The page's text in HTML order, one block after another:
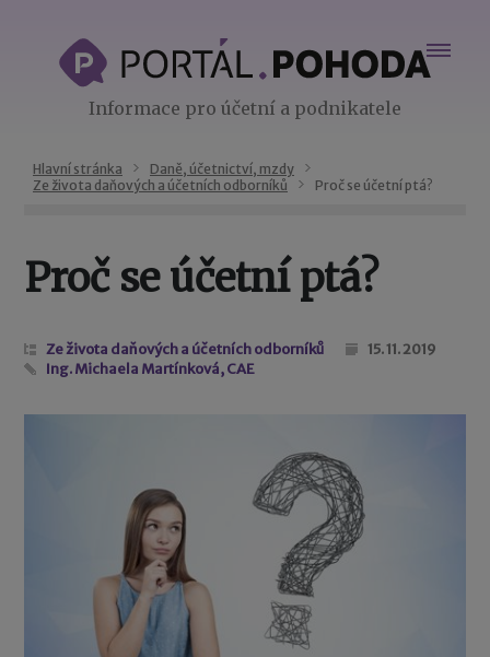
Informace pro účetní a podnikatele
Hlavní stránka
Daně, účetnictví, mzdy
Ze života daňových a účetních odborníků
Proč se účetní ptá?
Proč se účetní ptá?
Ze života daňových a účetních odborníků
15. 11. 2019
Ing. Michaela Martínková, CAE